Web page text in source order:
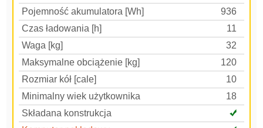
Pojemność akumulatora [Wh]
936
Czas ładowania [h]
11
Waga [kg]
32
Maksymalne obciążenie [kg]
120
Rozmiar kół [cale]
10
Minimalny wiek użytkownika
18
Składana konstrukcja